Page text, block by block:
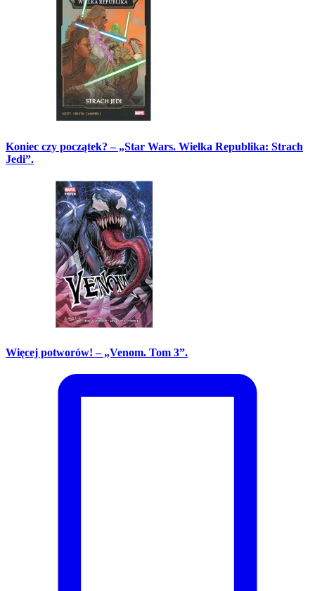
Koniec czy początek? – „Star Wars. Wielka Republika: Strach
Jedi”.
Więcej potworów! – „Venom. Tom 3”.